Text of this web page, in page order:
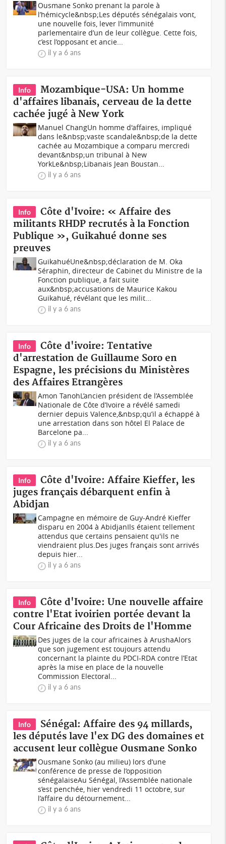
Ousmane Sonko prenant la parole à
l’hémicycle&nbsp;Les députés sénégalais vont,
une nouvelle fois, lever l’immunité
parlementaire d’un de leur collègue. Cette fois,
c’est l’opposant et ancie...
il y a 6 ans
Info
Mozambique-USA: Un homme
d'affaires libanais, cerveau de la dette
cachée jugé à New York
Manuel ChangUn homme d'affaires, impliqué
dans le&nbsp;vaste scandale&nbsp;de la dette
cachée au Mozambique a comparu mercredi
devant&nbsp;un tribunal à New
YorkLe&nbsp;Libanais Jean Boustan...
il y a 6 ans
Info
Côte d'Ivoire: « Affaire des
militants RHDP recrutés à la Fonction
Publique », Guikahué donne ses
preuves
GuikahuéUne&nbsp;déclaration de M. Oka
Séraphin, directeur de Cabinet du Ministre de la
Fonction publique, a fait suite
aux&nbsp;accusations de Maurice Kakou
Guikahué, révélant que les milit...
il y a 6 ans
Info
Côte d'ivoire: Tentative
d'arrestation de Guillaume Soro en
Espagne, les précisions du Ministères
des Affaires Etrangères
Amon TanohL’ancien président de l’Assemblée
Nationale de Côte d’Ivoire a révélé samedi
dernier depuis Valence,&nbsp;qu’il a échappé à
une arrestation dans son hôtel El Palace de
Barcelone pa...
il y a 6 ans
Info
Côte d'Ivoire: Affaire Kieffer, les
juges français débarquent enfin à
Abidjan
Campagne en mémoire de Guy-André Kieffer
disparu en 2004 à AbidjanIls étaient tellement
attendus que certains pensaient qu'ils ne
viendraient plus.Des juges français sont arrivés
depuis hier...
il y a 6 ans
Info
Côte d'Ivoire: Une nouvelle affaire
contre l'Etat ivoirien portée devant la
Cour Africaine des Droits de l'Homme
Des juges de la cour africaines à ArushaAlors
que son jugement est toujours attendu
concernant la plainte du PDCI-RDA contre l’Etat
après la mise en place de la nouvelle
Commission Electoral...
il y a 6 ans
Info
Sénégal: Affaire des 94 millards,
les députés lave l'ex DG des domaines et
accusent leur collègue Ousmane Sonko
Ousmane Sonko (au milieu) lors d’une
conférence de presse de l’opposition
sénégalaiseAu Sénégal, l’Assemblée nationale
s’est penchée, hier vendredi 11 octobre, sur
l’affaire du détournement...
il y a 6 ans